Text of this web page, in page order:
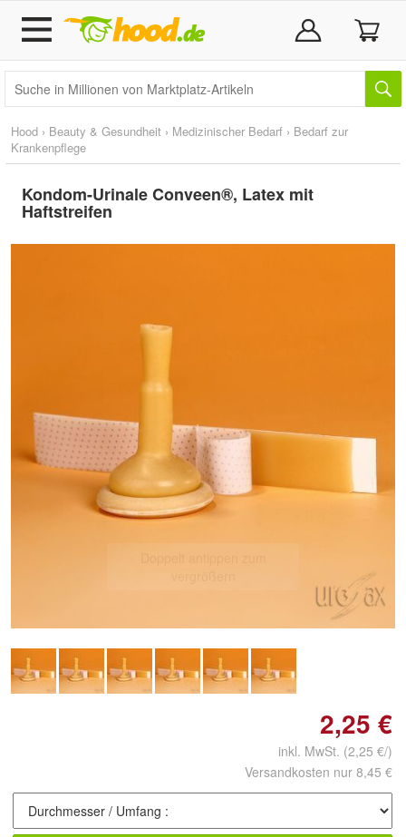
Hood › Beauty & Gesundheit › Medizinischer Bedarf › Bedarf zur
Krankenpflege
Kondom-Urinale Conveen®, Latex mit
Haftstreifen
2,25 €
inkl. MwSt. (2,25 €/)
Versandkosten nur 8,45 €